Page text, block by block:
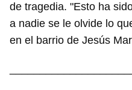
de tragedia. "Esto ha
a nadie se le olvide lo
en el barrio de Jesús